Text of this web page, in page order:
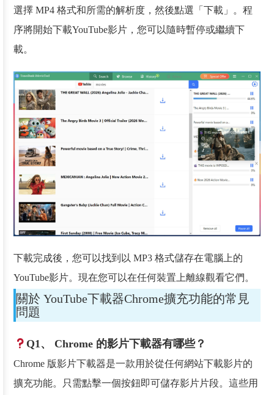
選擇 MP4 格式和所需的解析度，然後點選「下載」。程
序將開始下載YouTube影片，您可以隨時暫停或繼續下
載。
下載完成後，您可以找到以 MP3 格式儲存在電腦上的
YouTube影片。現在您可以在任何裝置上離線觀看它們。
關於 YouTube下載器Chrome擴充功能的常見
問題
Q1、 Chrome 的影片下載器有哪些？
Chrome 版影片下載器是一款用於從任何網站下載影片的
擴充功能。只需點擊一個按鈕即可儲存影片片段。這些用